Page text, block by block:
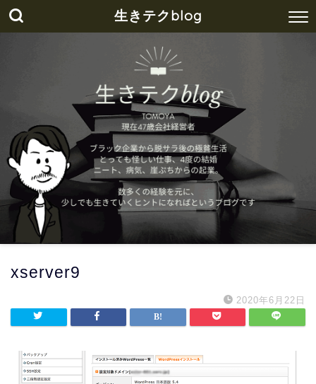
生きテクblog
xserver9
2020年6月22日